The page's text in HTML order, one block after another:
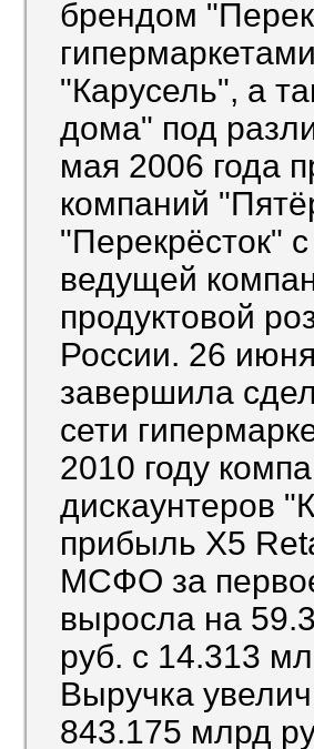
брендом
"Карусель", а
дома" под
мая 2006 года
компаний
"Перекрёсток"
ведущей
продуктовой
России. 26
завершила
сети
2010 году
дискаунтеров
прибыль X5
МСФО за
выросла на
руб. с 14.313
Выручка
843.175 млрд